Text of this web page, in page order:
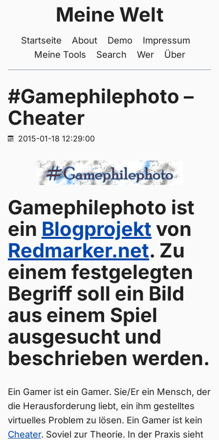
Meine Welt
Startseite About Demo
Impressum
Meine Tools
Search Wer Über
#Gamephilephoto –
Cheater
2015-01-18 12:29:00
Gamephilephoto ist
ein Blogprojekt von
Redmarker.net. Zu
einem festgelegten
Begriff soll ein Bild
aus einem Spiel
ausgesucht und
beschrieben werden.
Ein Gamer ist ein Gamer. Sie/Er ein Mensch, der
die Herausforderung liebt, ein ihm gestelltes
virtuelles Problem zu lösen. Ein Gamer ist kein
Cheater. Soviel zur Theorie. In der Praxis sieht